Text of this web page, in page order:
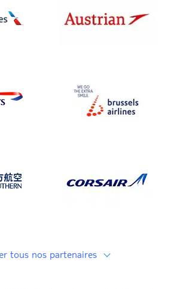
tous nos partenaires